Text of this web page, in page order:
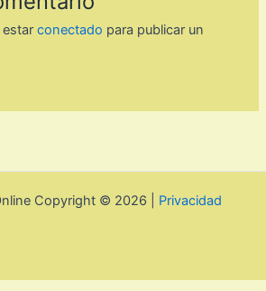
estarconectado para publicar un
Copyright © 2026 | Privacidad